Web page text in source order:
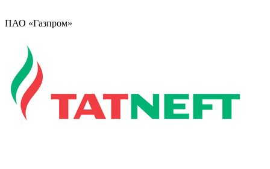
ПАО «Газпром»